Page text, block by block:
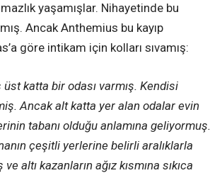
yaşamışlar. Nihayetinde bu
Ancak Anthemius bu kayıp
göre intikam için kolları sıvamış:
katta bir odası varmış. Kendisi
Ancak alt katta yer alan odalar evin
tabanı olduğu anlamına geliyormuş.
çeşitli yerlerine belirli aralıklarla
kazanların ağız kısmına sıkıca